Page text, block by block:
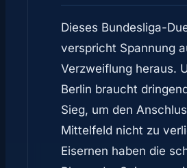
Dieses Bundesliga-
verspricht Spannung
Verzweiflung heraus.
Berlin braucht
Sieg, um den
Mittelfeld nicht zu
Eisernen haben die